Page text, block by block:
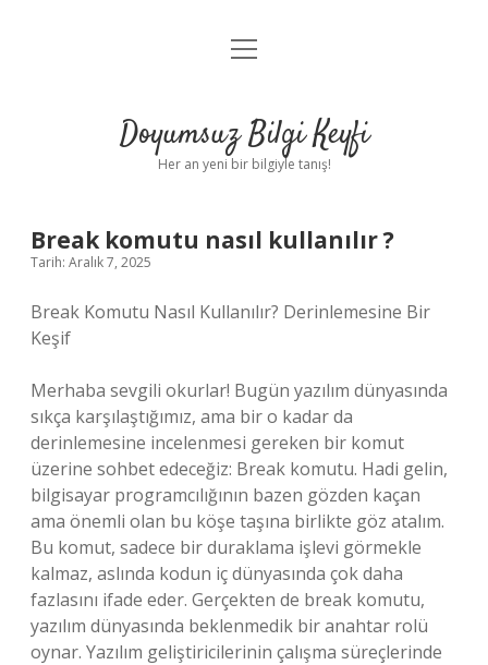
Anasayfa
Yasal Uyarı
menüyü
Doyumsuz Bilgi Keyfi
Her an yeni bir bilgiyle tanış!
Break komutu nasıl kullanılır ?
Tarih: Aralık 7, 2025
Break Komutu Nasıl Kullanılır? Derinlemesine Bir
Keşif
Merhaba sevgili okurlar! Bugün yazılım dünyasında
sıkça karşılaştığımız, ama bir o kadar da
derinlemesine incelenmesi gereken bir komut
üzerine sohbet edeceğiz: Break komutu. Hadi gelin,
bilgisayar programcılığının bazen gözden kaçan
ama önemli olan bu köşe taşına birlikte göz atalım.
Bu komut, sadece bir duraklama işlevi görmekle
kalmaz, aslında kodun iç dünyasında çok daha
fazlasını ifade eder. Gerçekten de break komutu,
yazılım dünyasında beklenmedik bir anahtar rolü
oynar. Yazılım geliştiricilerinin çalışma süreçlerinde